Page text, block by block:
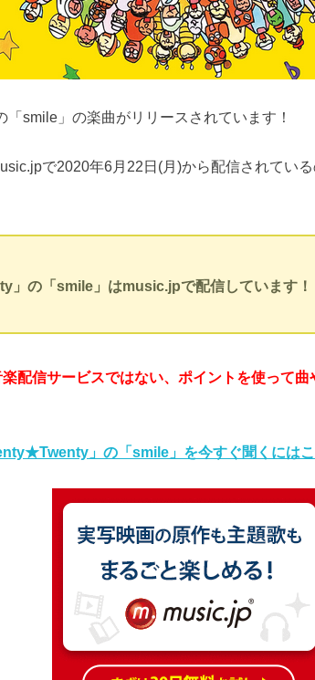
「smile」の楽曲がリリースされています！
で2020年6月22日(月)から配信されてい
」の「smile」はmusic.jpで配信しています！
配信サービスではない、ポイントを使って
」の「smile」を今すぐ聞くにはこ